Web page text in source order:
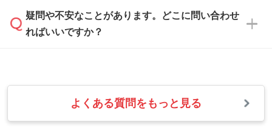
・フルカラーデータを1色に変換してほしい
・1色印刷でグラデーションや濃淡を表現した
い
本体色がナチュラルなど淡色の場合、印刷をく
っきりと目立たせたいときは濃い印刷色が、柔
らかい雰囲気にしたいときは淡い印刷色が映え
また、お選びいただいた印刷色が本体色に合わ
ない場合や仕上がりに影響しそうな場合は、ス
速やかに対応いたします。
お手数をお掛けいたしますが、至急担当スタッ
フまでご連絡ください。商品の状況を確認し、
・お届け時に商品が損傷・故障している場合
・ご注文と異なる商品が届いた場合
・印刷不良があった場合
疑問や不安なことがあります。どこに問い合わせ
ればいいですか？
業日以内に担当スタッフよりメールにてご連絡
いたします。
お急ぎの場合はお電話でのご質問も受け付けて
よくある質問をもっと見る